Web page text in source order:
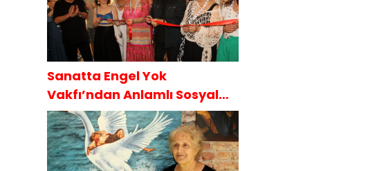
Sanatta Engel Yok
Vakfı’ndan Anlamlı Sosyal
Sorumluluk Projesi